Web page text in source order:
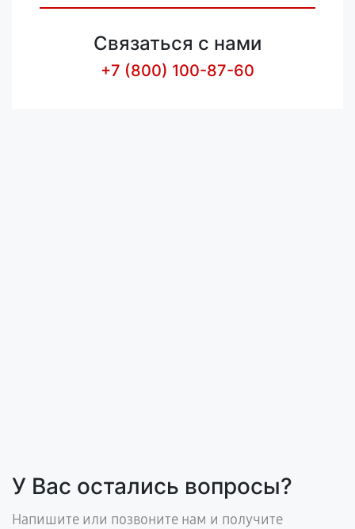
Связаться с нами
+7 (800) 100-87-60
У Вас остались вопросы?
Напишите или позвоните нам и получите